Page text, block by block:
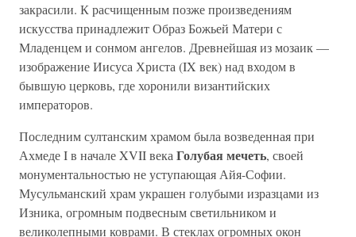
закрасили. К расчищенным позже произведениям
искусства принадлежит Образ Божьей Матери с
Младенцем и сонмом ангелов. Древнейшая из мозаик —
изображение Иисуса Христа (IX век) над входом в
бывшую церковь, где хоронили византийских
императоров.
Последним султанским храмом была возведенная при
Ахмеде I в начале XVII века Голубая мечеть, своей
монументальностью не уступающая Айя-Софии.
Мусульманский храм украшен голубыми изразцами из
Изника, огромным подвесным светильником и
великолепными коврами. В стеклах огромных окон